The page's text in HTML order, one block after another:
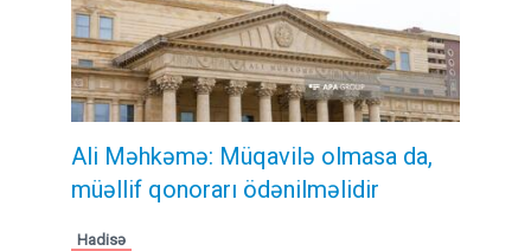
Ali Məhkəmə: Müqavilə olmasa da,
müəllif qonorarı ödənilməlidir
Hadisə